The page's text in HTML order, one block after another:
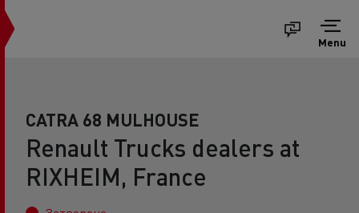
Menu
CATRA 68 MULHOUSE
Renault Trucks dealers at
RIXHEIM, France